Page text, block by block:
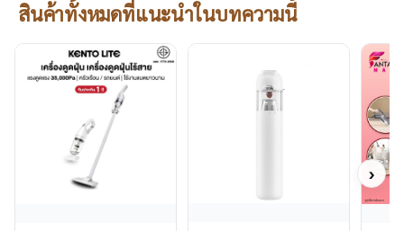
สินค้าทั้งหมดที่แนะนำในบทความนี้
›